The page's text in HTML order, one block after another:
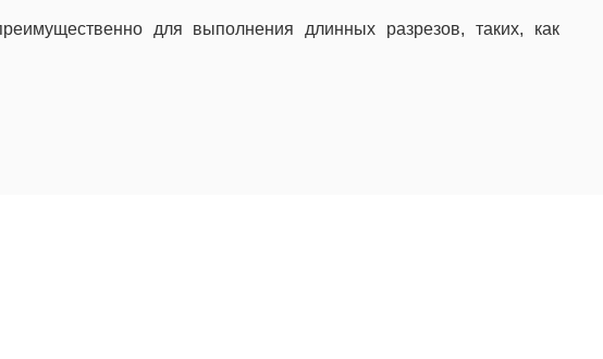
для выполнения длинных разрезов, таких, как